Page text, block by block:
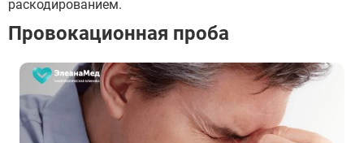
раскодированием.
Провокационная проба